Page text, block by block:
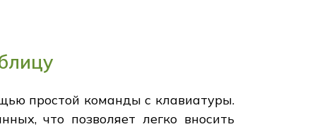
простой команды с клавиатуры.
что позволяет легко вносить